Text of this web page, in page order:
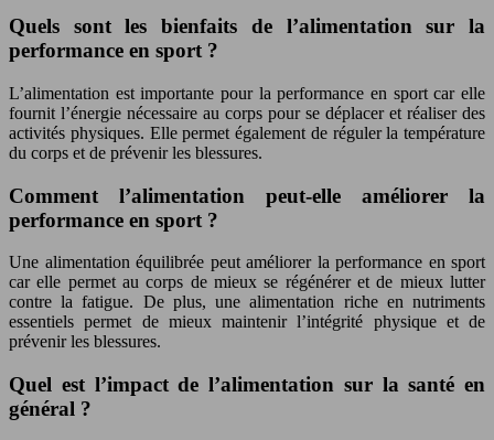
Quels sont les bienfaits de l’alimentation sur la
performance en sport ?
L’alimentation est importante pour la performance en sport car elle
fournit l’énergie nécessaire au corps pour se déplacer et réaliser des
activités physiques. Elle permet également de réguler la température
du corps et de prévenir les blessures.
Comment l’alimentation peut-elle améliorer la
performance en sport ?
Une alimentation équilibrée peut améliorer la performance en sport
car elle permet au corps de mieux se régénérer et de mieux lutter
contre la fatigue. De plus, une alimentation riche en nutriments
essentiels permet de mieux maintenir l’intégrité physique et de
prévenir les blessures.
Quel est l’impact de l’alimentation sur la santé en
général ?